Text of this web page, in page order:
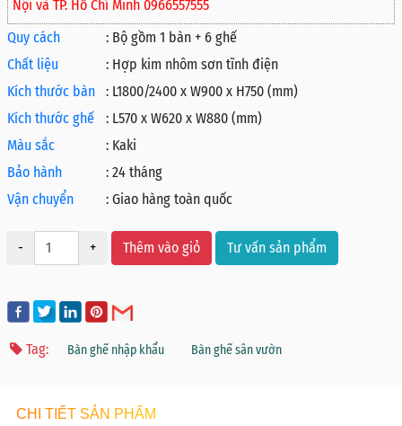
Nội và TP. Hồ Chí Minh 0966557555
Quy cách
: Bộ gồm 1 bàn + 6 ghế
Chất liệu
: Hợp kim nhôm sơn tĩnh điện
Kích thước bàn
: L1800/2400 x W900 x H750 (mm)
Kích thước ghế
: L570 x W620 x W880 (mm)
Màu sắc
: Kaki
Bảo hành
: 24 tháng
Vận chuyển
: Giao hàng toàn quốc
- + Thêm vào giỏ Tư vấn sản phẩm
Tag: Bàn ghế nhập khẩu Bàn ghế sân vườn
CHI TIẾT SẢN PHẨM